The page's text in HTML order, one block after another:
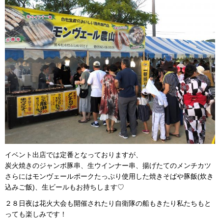
イベント出店では定番となっておりますが、
炭火焼きのジャンボ豚串、生ウインナー串、揚げたてのメンチカツ
さらにはモンヴェールポークたっぷり使用した焼きそばや豚飯(炊き
込みご飯)、生ビールもお持ちします♡
２８日夜は花火大会も開催されたり自衛隊の船もきたり私たちもと
っても楽しみです！